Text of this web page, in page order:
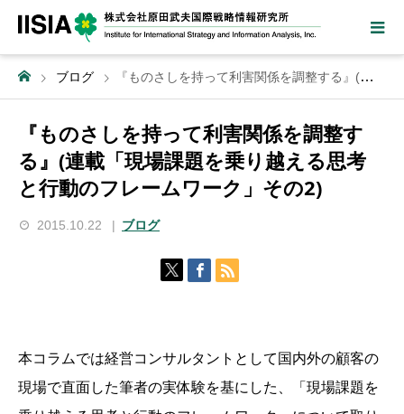
ブログ 『ものさしを持って利害関係を調整する』(連載「現場課題を乗り越える思考と行動のフレームワーク」その2)
『ものさしを持って利害関係を調整す
る』(連載「現場課題を乗り越える思考
と行動のフレームワーク」その2)
2015.10.22 ブログ
本コラムでは経営コンサルタントとして国内外の顧客の
現場で直面した筆者の実体験を基にした、「現場課題を